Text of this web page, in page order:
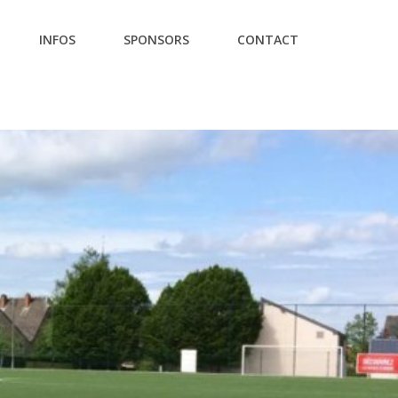
INFOS SPONSORS CONTACT